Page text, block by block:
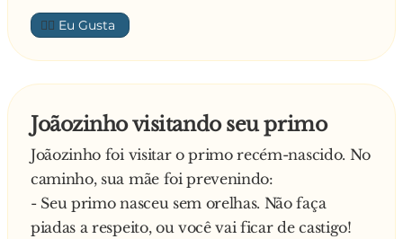
Até que certo dia ela vê São Pedro vindo em sua
másculo de olhos azuis e pinta de ator de
Hollywood.
- Você vai passar a eternidade com esse
homem! - disse São Pedro, algemando o casal.
para o Salim vê que nunca teria condições de
compra-lo.
Muito espertalhão, Salim faz uma proposta:
- "Se der metitinha com Salim e aguentar sem
p**...
ganha o tapete"
A moça, achando que seria fácil topa a aposta e
👍🏼
Joãozinho visitando seu primo
Joãozinho foi visitar o primo recém-nascido. No
caminho, sua mãe foi prevenindo:
- Seu primo nasceu sem orelhas. Não faça
piadas a respeito, ou você vai ficar de castigo!